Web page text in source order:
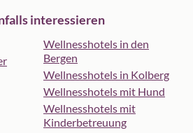
interessieren
Wellnesshotels in den
Bergen
Wellnesshotels in Kolberg
Wellnesshotels mit Hund
Wellnesshotels mit
Kinderbetreuung